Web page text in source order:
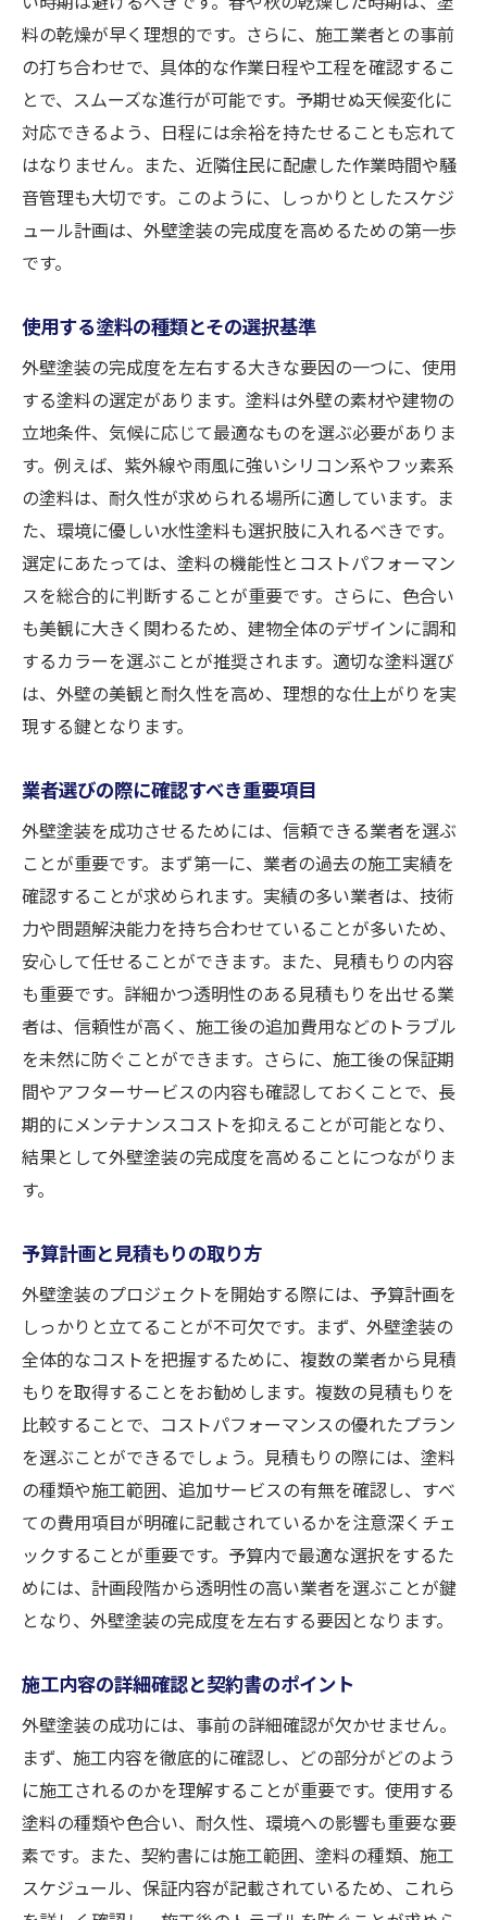
色合い選定で後悔しないための事前確認
施工前の準備が外壁塗装の長持ちする美観を実
現する鍵
下地処理の重要性とその方法
天候と気候の影響を最小限に抑える準備
外壁の状態チェックと補修の必要性
資材の保管方法とその管理
外壁塗装の施工中に注意すべきチェックポイン
トとは
塗装工程における品質管理の重要性
作業進行状況の確認とその方法
気温と湿度が施工に及ぼす影響
塗装技術と仕上がりの関係性
施工中に発生する問題への対処法
完成度を高める外壁塗装後のメンテナンスの重
要性
定期的な点検のタイミングと実施方法
劣化を防ぐための予防策
保証期間内に行うべきメンテナンス
塗装の色あせを防ぐための工夫
プロによる点検が必要なサイン
外壁塗装が完成した後の満足度を左右する最終
確認の方法
施工後に確認すべき色合いと均一性
塗装膜の厚さと密着性の確認
保証内容の再確認と必要な書類の整理
施工業者との最終的な合意形成
顧客フィードバックの重要性とその活用
方
保証期間と内容の詳細確認
保証が適用される条件を理解する
アフターサービスの種類とその活用法
保証書の確認と保管方法
保証内容に含まれないケースの把握
施工業者選びにおける保証の重視ポイント
理想的な仕上がりを追求する外壁塗装の秘訣
高品質な仕上がりを実現するための施工技
術
塗料選びで考慮すべき重要ポイント
施工前後のコミュニケーションの重要性
プロフェッショナルのアドバイスを活用す
る方法
理想的な仕上がりを追求するための最新技
術の活用
料の乾燥が早く理想的です。さらに、施工業者との事前
の打ち合わせで、具体的な作業日程や工程を確認するこ
とで、スムーズな進行が可能です。予期せぬ天候変化に
対応できるよう、日程には余裕を持たせることも忘れて
はなりません。また、近隣住民に配慮した作業時間や騒
音管理も大切です。このように、しっかりとしたスケジ
ュール計画は、外壁塗装の完成度を高めるための第一歩
です。
使用する塗料の種類とその選択基準
外壁塗装の完成度を左右する大きな要因の一つに、使用
する塗料の選定があります。塗料は外壁の素材や建物の
立地条件、気候に応じて最適なものを選ぶ必要がありま
す。例えば、紫外線や雨風に強いシリコン系やフッ素系
の塗料は、耐久性が求められる場所に適しています。ま
た、環境に優しい水性塗料も選択肢に入れるべきです。
選定にあたっては、塗料の機能性とコストパフォーマン
スを総合的に判断することが重要です。さらに、色合い
も美観に大きく関わるため、建物全体のデザインに調和
するカラーを選ぶことが推奨されます。適切な塗料選び
は、外壁の美観と耐久性を高め、理想的な仕上がりを実
現する鍵となります。
業者選びの際に確認すべき重要項目
外壁塗装を成功させるためには、信頼できる業者を選ぶ
ことが重要です。まず第一に、業者の過去の施工実績を
確認することが求められます。実績の多い業者は、技術
力や問題解決能力を持ち合わせていることが多いため、
安心して任せることができます。また、見積もりの内容
も重要です。詳細かつ透明性のある見積もりを出せる業
者は、信頼性が高く、施工後の追加費用などのトラブル
を未然に防ぐことができます。さらに、施工後の保証期
間やアフターサービスの内容も確認しておくことで、長
期的にメンテナンスコストを抑えることが可能となり、
結果として外壁塗装の完成度を高めることにつながりま
す。
予算計画と見積もりの取り方
外壁塗装のプロジェクトを開始する際には、予算計画を
しっかりと立てることが不可欠です。まず、外壁塗装の
全体的なコストを把握するために、複数の業者から見積
もりを取得することをお勧めします。複数の見積もりを
比較することで、コストパフォーマンスの優れたプラン
を選ぶことができるでしょう。見積もりの際には、塗料
の種類や施工範囲、追加サービスの有無を確認し、すべ
ての費用項目が明確に記載されているかを注意深くチェ
ックすることが重要です。予算内で最適な選択をするた
めには、計画段階から透明性の高い業者を選ぶことが鍵
となり、外壁塗装の完成度を左右する要因となります。
施工内容の詳細確認と契約書のポイント
外壁塗装の成功には、事前の詳細確認が欠かせません。
まず、施工内容を徹底的に確認し、どの部分がどのよう
に施工されるのかを理解することが重要です。使用する
塗料の種類や色合い、耐久性、環境への影響も重要な要
素です。また、契約書には施工範囲、塗料の種類、施工
スケジュール、保証内容が記載されているため、これら